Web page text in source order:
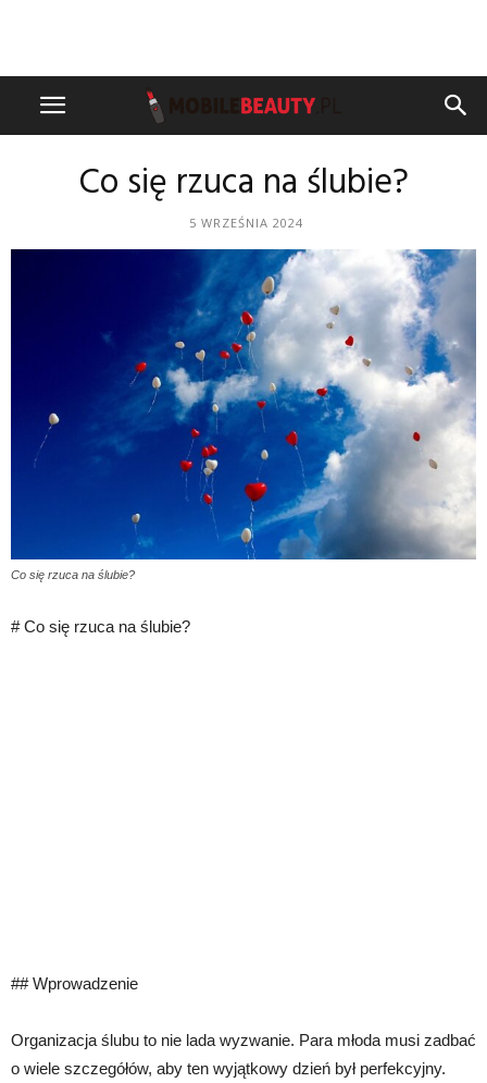
Co się rzuca na ślubie?
5 WRZEŚNIA 2024
Co się rzuca na ślubie?
# Co się rzuca na ślubie?
## Wprowadzenie
Organizacja ślubu to nie lada wyzwanie. Para młoda musi zadbać
o wiele szczegółów, aby ten wyjątkowy dzień był perfekcyjny.